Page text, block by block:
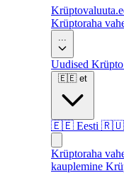
Krüptovaluuta
Krüptoraha
Uudised
🇪🇪 et
🇪🇪 Eesti 🇷🇺
Krüptoraha
kauplemine